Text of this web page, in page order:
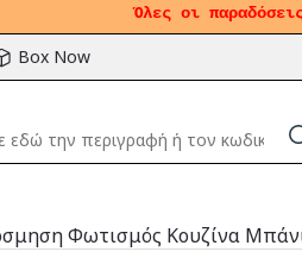
Όλες οι
Box Now
Φωτισμός Κουζίνα